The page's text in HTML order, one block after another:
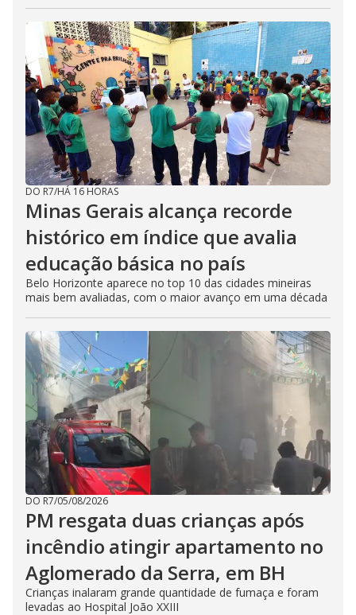
DO R7/HÁ 16 HORAS
Minas Gerais alcança recorde
histórico em índice que avalia
educação básica no país
Belo Horizonte aparece no top 10 das cidades mineiras
mais bem avaliadas, com o maior avanço em uma década
DO R7/05/08/2026
PM resgata duas crianças após
incêndio atingir apartamento no
Aglomerado da Serra, em BH
Crianças inalaram grande quantidade de fumaça e foram
levadas ao Hospital João XXIII